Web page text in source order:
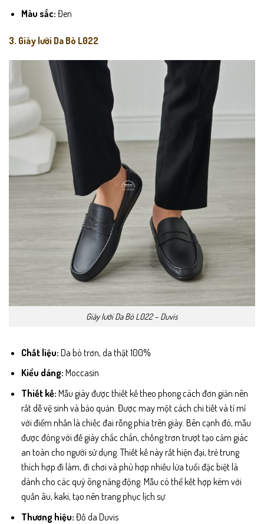
Màu sắc: Đen
3. Giày lười Da Bò L022
Giày lười Da Bò L022 – Duvis
Chất liệu: Da bò trơn, da thật 100%
Kiểu dáng: Moccasin
Thiết kế: Mẫu giày được thiết kế theo phong cách đơn giản nên
rất dễ vệ sinh và bảo quản. Được may một cách chi tiết và tỉ mỉ
với điểm nhấn là chiếc đai rỗng phía trên giày. Bên cạnh đó, mẫu
được đóng với đế giày chắc chắn, chống trơn trượt tạo cảm giác
an toàn cho người sử dụng. Thiết kế này rất hiện đại, trẻ trung
thích hợp đi làm, đi chơi và phù hợp nhiều lứa tuổi đặc biệt là
dành cho các quý ông năng động. Mẫu có thể kết hợp kèm với
quần âu, kaki, tạo nên trang phục lịch sự.
Thương hiệu: Đồ da Duvis